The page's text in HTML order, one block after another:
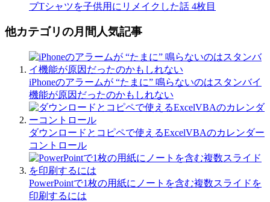
ブTシャツを子供用にリメイクした話 4枚目
他カテゴリの月間人気記事
iPhoneのアラームが “たまに” 鳴らないのはスタンバイ
機能が原因だったのかもしれない
ダウンロードとコピペで使えるExcelVBAのカレンダー
コントロール
PowerPointで1枚の用紙にノートを含む複数スライドを
印刷するには